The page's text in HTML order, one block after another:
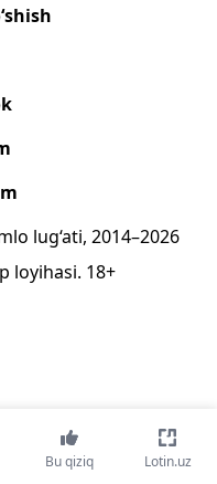
Bu qiziq Lotin.uz
lug‘ati, 2014–2026
loyihasi. 18+